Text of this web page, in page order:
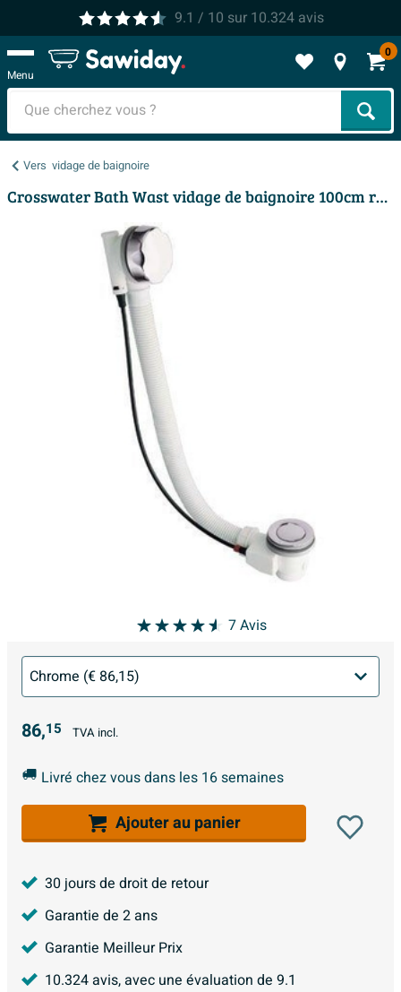
9.1 / 10 sur 10.324avis
Menu
0
Vers vidage de baignoire
Crosswater Bath Wast vidage de baignoire 100cm rallongé avec bonde incluse chrome
7Avis
86,15 TVA incl.
Livré chez vous dans les 16 semaines
Ajouter au panier
30 jours de droit de retour
Garantie de 2 ans
Garantie Meilleur Prix
10.324avis, avec une évaluation de 9.1